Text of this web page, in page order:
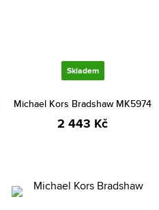
Skladem
Michael Kors Bradshaw MK5974
2 443 Kč